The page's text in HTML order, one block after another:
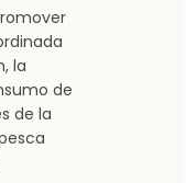
la
de
de la